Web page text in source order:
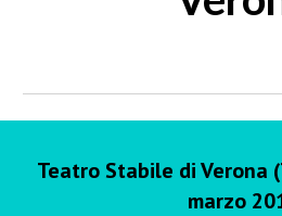
Teatro Stabile di Verona
marzo